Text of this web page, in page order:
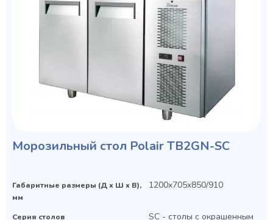
Морозильный стол Polair TB2GN-SC
Габаритные размеры (Д х Ш х В),
мм
1200x705x850/910
Серия столов
SC - столы с окрашенным